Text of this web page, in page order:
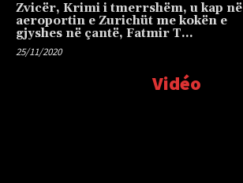
Zvicër, Krimi i tmerrshëm, u kap në
aeroportin e Zurichüt me kokën e
gjyshes në çantë, Fatmir T…
25/11/2020
Vidéo